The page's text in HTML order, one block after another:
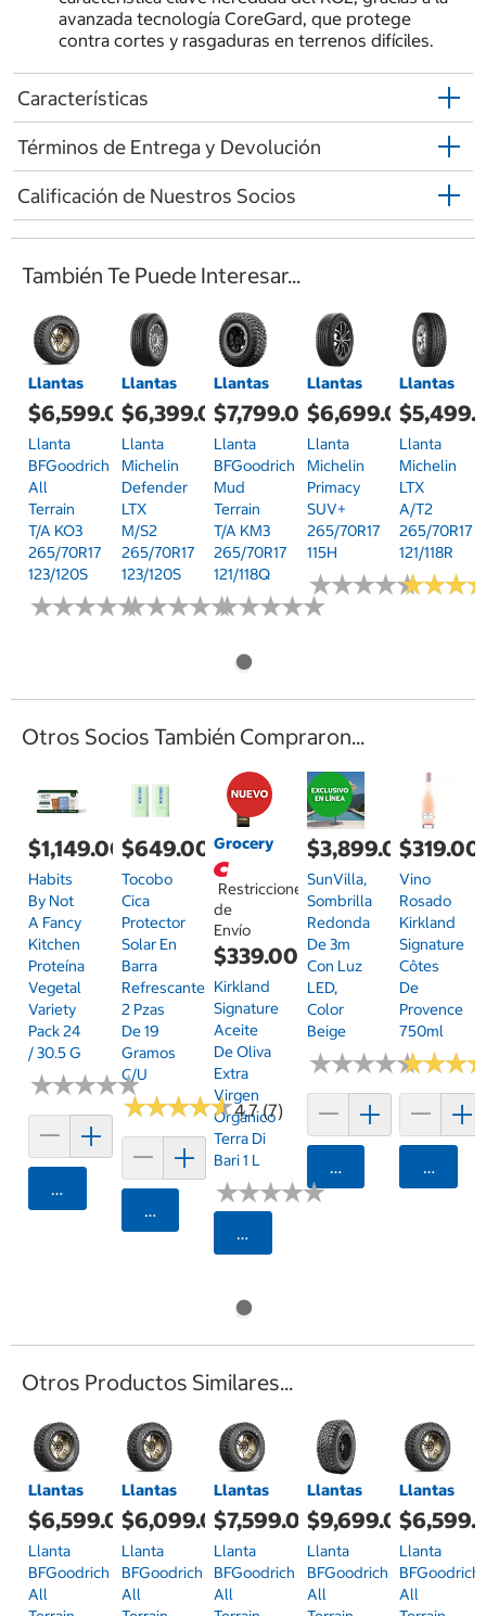
avanzada tecnología CoreGard, que protege
contra cortes y rasgaduras en terrenos difíciles.
Características
Términos de Entrega y Devolución
Calificación de Nuestros Socios
También Te Puede Interesar...
Llantas
$6,599.00
Llanta
BFGoodrich
All
Terrain
T/A KO3
265/70R17
123/120S
★★★★★
★★★★★
Llantas
$6,399.00
Llanta
Michelin
Defender
LTX
M/S2
265/70R17
123/120S
★★★★★
★★★★★
Llantas
$7,799.00
Llanta
BFGoodrich
Mud
Terrain
T/A KM3
265/70R17
121/118Q
★★★★★
★★★★★
Llantas
$6,699.00
Llanta
Michelin
Primacy
SUV+
265/70R17
115H
★★★★★
★★★★★
Llantas
Llanta
Michelin
LTX
A/T2
265/70R17
121/118R
★★★
★★★
Otros Socios También Compraron...
$1,149.00
Habits
By Not
A Fancy
Kitchen
Proteína
Vegetal
Variety
Pack 24
/ 30.5 G
★★★★★
★★★★★
Agregar
$649.00
Tocobo
Cica
Protector
Solar En
Barra
Refrescante
2 Pzas
De 19
Gramos
C/u
★★★★★
★★★★★4.7 (7)
Agregar
Grocery
Restricciones
de
Envío
$339.00
Kirkland
Signature
Aceite
De Oliva
Extra
Virgen
Orgánico
Terra Di
Bari 1 L
★★★★★
★★★★★
Seleccionar Código Postal
$3,899.00
SunVilla,
Sombrilla
Redonda
De 3m
Con Luz
LED,
Color
Beige
★★★★★
★★★★★
Agregar
$319.00
Vino
Rosado
Kirkland
Signature
Côtes
De
Provence
750ml
★★★
★★★
Otros Productos Similares...
Llantas
$6,599.00
Llanta
BFGoodrich
All
Llantas
$6,099.00
Llanta
BFGoodrich
All
Llantas
$7,599.00
Llanta
BFGoodrich
All
Llantas
$9,699.00
Llanta
BFGoodrich
All
Llantas
Llanta
BFGoodrich
All